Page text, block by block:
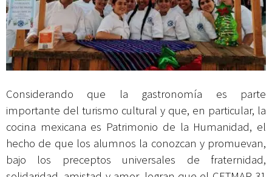
Considerando que la gastronomía es parte
importante del turismo cultural y que, en particular, la
cocina mexicana es Patrimonio de la Humanidad, el
hecho de que los alumnos la conozcan y promuevan,
bajo los preceptos universales de fraternidad,